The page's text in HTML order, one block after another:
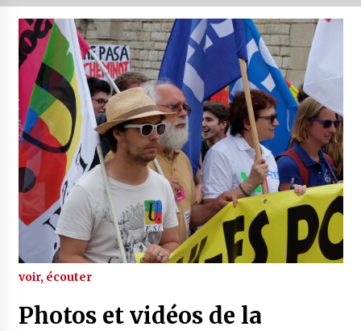
voir, écouter
Photos et vidéos de la